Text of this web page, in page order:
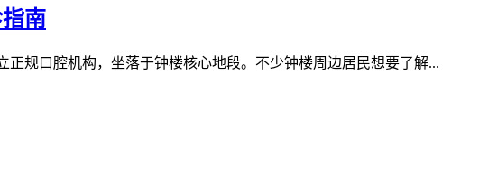
南
规口腔机构，坐落于钟楼核心地段。不少钟楼周边居民想要了解...